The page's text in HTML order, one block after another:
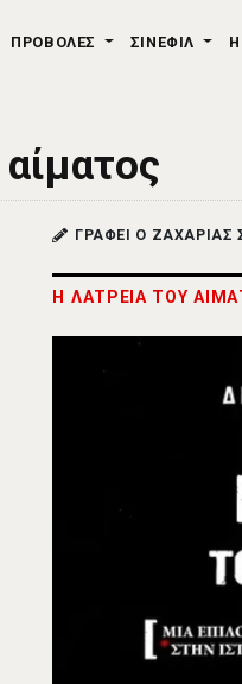
ΠΡΟΒΟΛΕΣ ΣΙΝΕΦΙΛ
ΓΡΑΦΕΙ Ο ΖΑΧΑΡΙΑΣ
Η ΛΑΤΡΕΙΑ ΤΟΥ